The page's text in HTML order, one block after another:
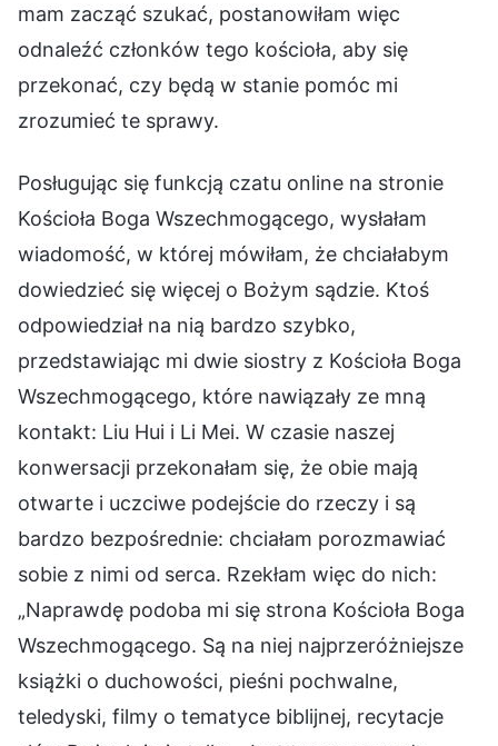
mam zacząć szukać, postanowiłam więc
odnaleźć członków tego kościoła, aby się
przekonać, czy będą w stanie pomóc mi
zrozumieć te sprawy.
Posługując się funkcją czatu online na stronie
Kościoła Boga Wszechmogącego, wysłałam
wiadomość, w której mówiłam, że chciałabym
dowiedzieć się więcej o Bożym sądzie. Ktoś
odpowiedział na nią bardzo szybko,
przedstawiając mi dwie siostry z Kościoła Boga
Wszechmogącego, które nawiązały ze mną
kontakt: Liu Hui i Li Mei. W czasie naszej
konwersacji przekonałam się, że obie mają
otwarte i uczciwe podejście do rzeczy i są
bardzo bezpośrednie: chciałam porozmawiać
sobie z nimi od serca. Rzekłam więc do nich:
„Naprawdę podoba mi się strona Kościoła Boga
Wszechmogącego. Są na niej najprzeróżniejsze
książki o duchowości, pieśni pochwalne,
teledyski, filmy o tematyce biblijnej, recytacje